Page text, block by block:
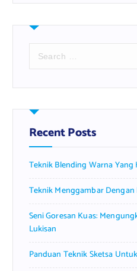
r
h
f
o
:
Recent Posts
Teknik Blending Warna
Teknik Menggambar
Seni Goresan Kuas:
Lukisan
Panduan Teknik Sketsa